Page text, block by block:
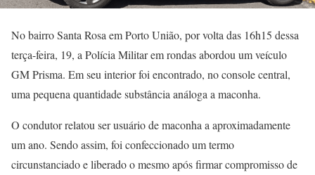
No bairro Santa Rosa em Porto União, por volta das 16h15 dessa
terça-feira, 19, a Polícia Militar em rondas abordou um veículo
GM Prisma. Em seu interior foi encontrado, no console central,
uma pequena quantidade substância análoga a maconha.
O condutor relatou ser usuário de maconha a aproximadamente
um ano. Sendo assim, foi confeccionado um termo
circunstanciado e liberado o mesmo após firmar compromisso de